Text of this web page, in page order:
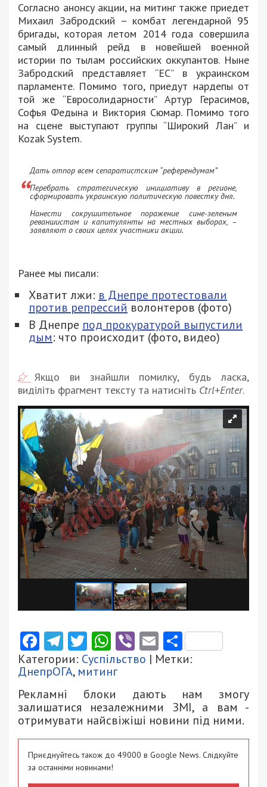
Согласно анонсу акции, на митинг также приедет
Михаил Забродский – комбат легендарной 95
бригады, которая летом 2014 года совершила
самый длинный рейд в новейшей военной
истории по тылам российских оккупантов. Ныне
Забродский представляет “ЕС” в украинском
парламенте. Помимо того, приедут нардепы от
той же “Евросолидарности” Артур Герасимов,
Софья Федына и Виктория Сюмар. Помимо того
на сцене выступают группы “Широкий Лан” и
Kozak System.
Дать отпор всем сепаратистским “референдумам”
Перебрать стратегическую инициативу в регионе,
сформировать украинскую политическую повестку дня.
Нанести сокрушительное поражение сине-зеленым
реваншистам и капитулянты на местных выборах, –
заявляют о своих целях участники акции.
Ранее мы писали:
Хватит лжи: в Днепре протестовали
против репрессий волонтеров (фото)
В Днепре под прокуратурой выпустили
дым: что происходит (фото, видео)
Якщо ви знайшли помилку, будь ласка,
виділіть фрагмент тексту та натисніть Ctrl+Enter.
Facebook
Telegram
Twitter
WhatsApp
ViberEmail
Категории: Суспільство | Метки:
ДнепрОГА, митинг
Рекламні блоки дають нам змогу
залишатися незалежними ЗМІ, а вам -
отримувати найсвіжіші новини під ними.
Приєднуйтесь також до 49000 в Google News. Слідкуйте
за останніми новинами!